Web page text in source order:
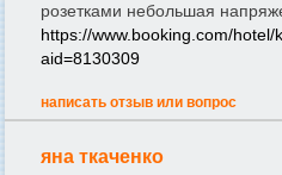
розетками небольшая
https://www.booking.com/
aid=8130309
написать отзыв или вопрос
яна ткаченко